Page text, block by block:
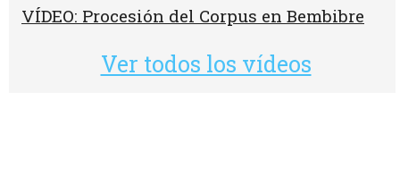
VÍDEO: Procesión del Corpus en Bembibre
Ver todos los vídeos